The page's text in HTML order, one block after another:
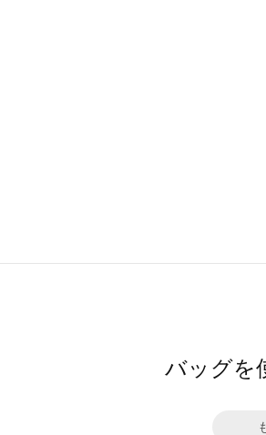
バッグを